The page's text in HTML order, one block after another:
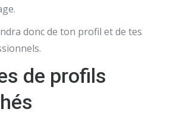
donc de ton profil et de tes
de profils